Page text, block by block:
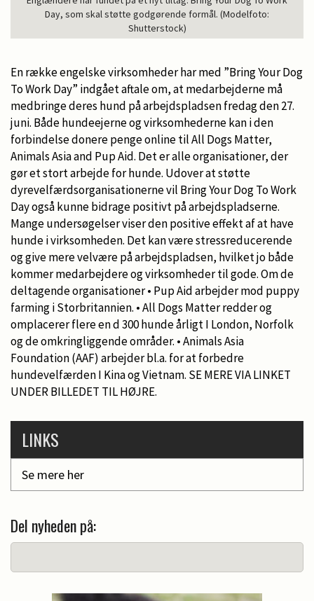
Day, som skal støtte godgørende formål. (Modelfoto:
Shutterstock)
En række engelske virksomheder har med ”Bring Your Dog
To Work Day” indgået aftale om, at medarbejderne må
medbringe deres hund på arbejdspladsen fredag den 27.
juni. Både hundeejerne og virksomhederne kan i den
forbindelse donere penge online til All Dogs Matter,
Animals Asia and Pup Aid. Det er alle organisationer, der
gør et stort arbejde for hunde. Udover at støtte
dyrevelfærdsorganisationerne vil Bring Your Dog To Work
Day også kunne bidrage positivt på arbejdspladserne.
Mange undersøgelser viser den positive effekt af at have
hunde i virksomheden. Det kan være stressreducerende
og give mere velvære på arbejdspladsen, hvilket jo både
kommer medarbejdere og virksomheder til gode. Om de
deltagende organisationer • Pup Aid arbejder mod puppy
farming i Storbritannien. • All Dogs Matter redder og
omplacerer flere en d 300 hunde årligt I London, Norfolk
og de omkringliggende områder. • Animals Asia
Foundation (AAF) arbejder bl.a. for at forbedre
hundevelfærden I Kina og Vietnam. SE MERE VIA LINKET
UNDER BILLEDET TIL HØJRE.
LINKS
Se mere her
Del nyheden på: